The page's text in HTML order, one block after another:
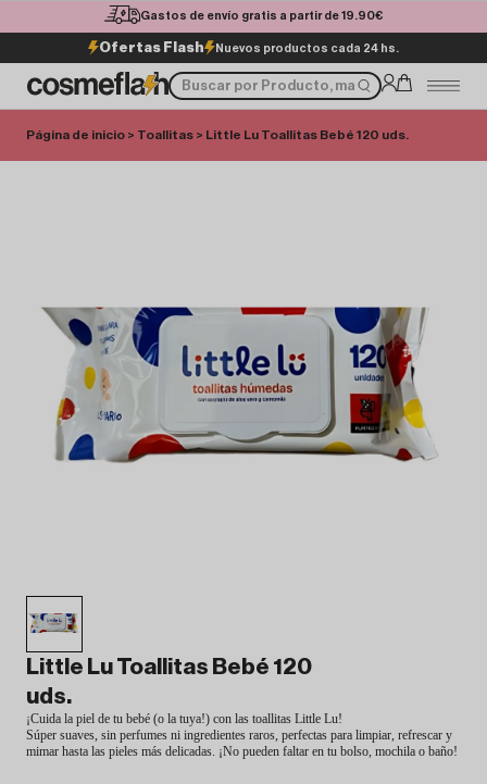
Gastos de envío gratis a partir de 19.90€
Ofertas Flash Nuevos productos cada 24 hs.
Página de inicio > Toallitas > Little Lu Toallitas Bebé 120 uds.
Little Lu Toallitas Bebé 120
uds.
¡Cuida la piel de tu bebé (o la tuya!) con las toallitas Little Lu!
Súper suaves, sin perfumes ni ingredientes raros, perfectas para limpiar, refrescar y
mimar hasta las pieles más delicadas. ¡No pueden faltar en tu bolso, mochila o baño!